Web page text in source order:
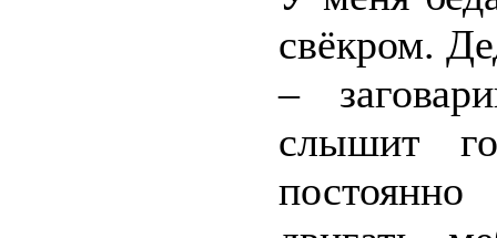
свёкром.
–
слышит
постоянно